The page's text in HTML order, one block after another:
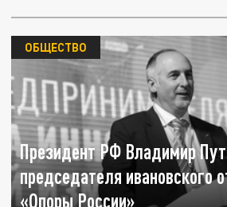
Президент РФ Владимир
председателя ивановского
«Опоры России»
ОБЩЕСТВО